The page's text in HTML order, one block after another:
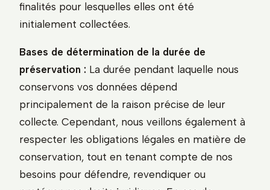
finalités pour lesquelles elles ont été
initialement collectées.
Bases de détermination de la durée de
préservation : La durée pendant laquelle nous
conservons vos données dépend
principalement de la raison précise de leur
collecte. Cependant, nous veillons également à
respecter les obligations légales en matière de
conservation, tout en tenant compte de nos
besoins pour défendre, revendiquer ou